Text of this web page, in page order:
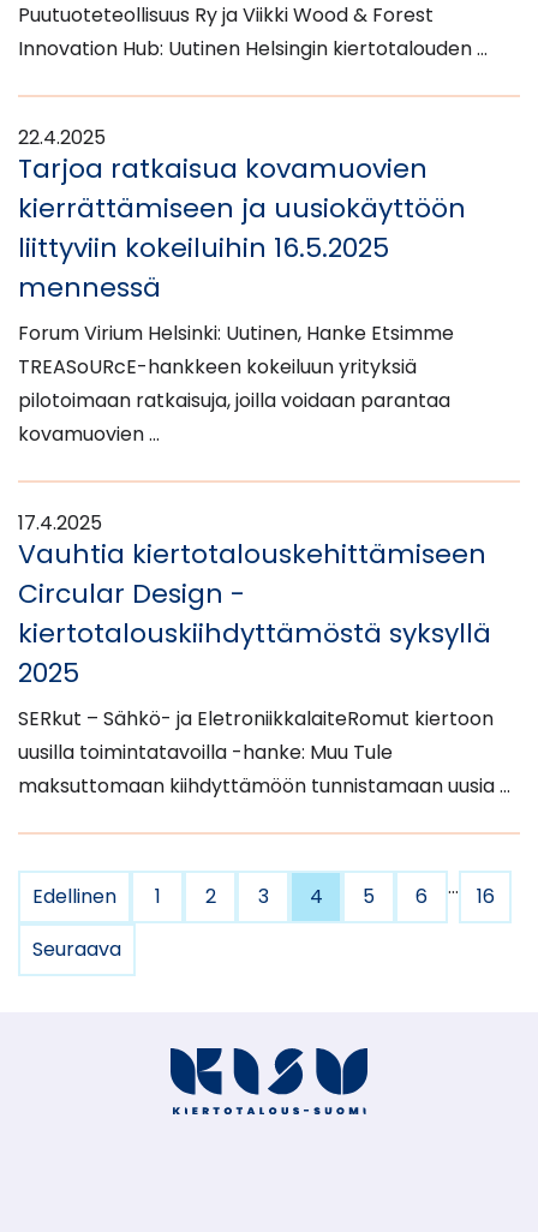
Puutuoteteollisuus Ry ja Viikki Wood & Forest
Innovation Hub: Uutinen Helsingin kiertotalouden …
22.4.2025
Tarjoa ratkaisua kovamuovien
kierrättämiseen ja uusiokäyttöön
liittyviin kokeiluihin 16.5.2025
mennessä
Forum Virium Helsinki: Uutinen, Hanke Etsimme
TREASoURcE-hankkeen kokeiluun yrityksiä
pilotoimaan ratkaisuja, joilla voidaan parantaa
kovamuovien …
17.4.2025
Vauhtia kiertotalouskehittämiseen
Circular Design -
kiertotalouskiihdyttämöstä syksyllä
2025
SERkut – Sähkö- ja EletroniikkalaiteRomut kiertoon
uusilla toimintatavoilla -hanke: Muu Tule
maksuttomaan kiihdyttämöön tunnistamaan uusia …
Edellinen 1 2 3 4 5 6 …
16
Seuraava